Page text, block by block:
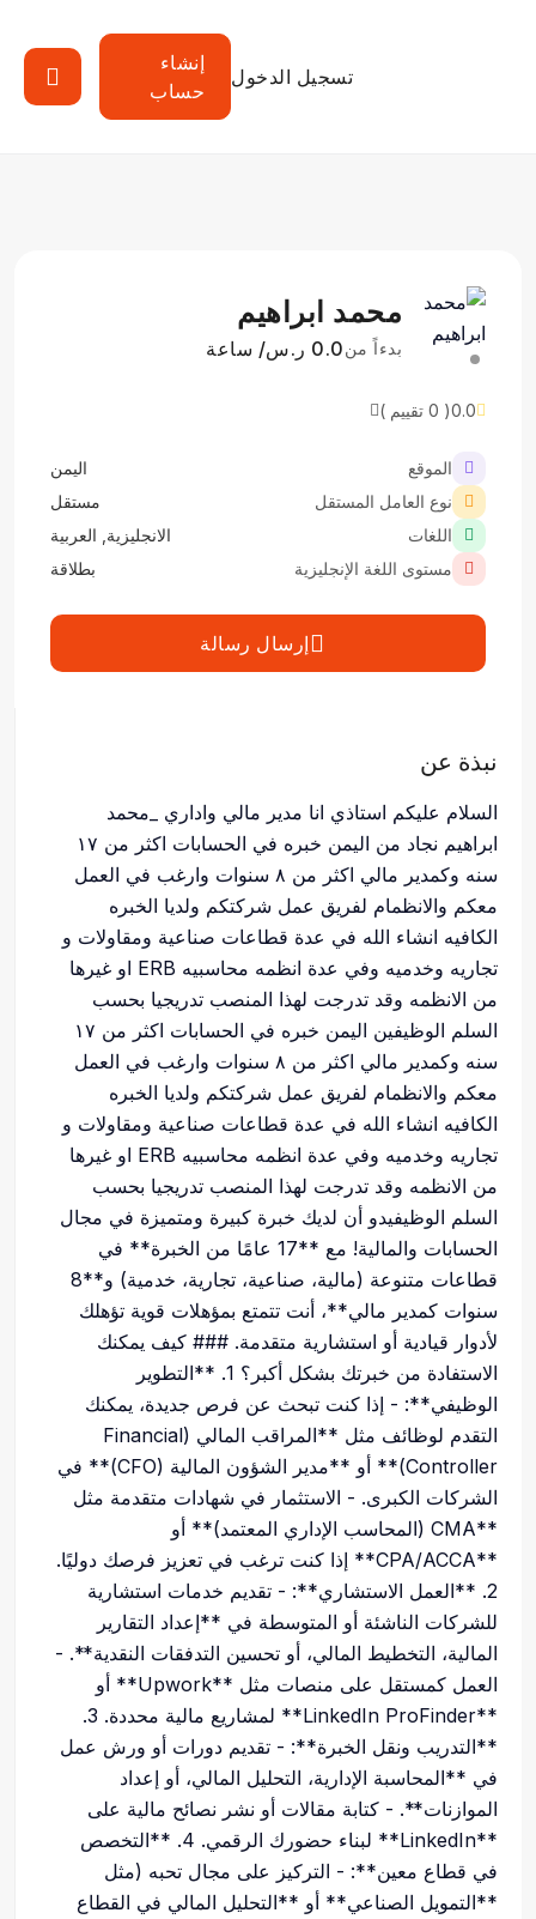
تسجيل الدخول
إنشاء
حساب
محمد ابراهيم
بدءاً من0.0 ر.س/ ساعة
0.0( 0 تقييم )
الموقع
اليمن
نوع العامل المستقل
مستقل
اللغات
الانجليزية, العربية
مستوى اللغة الإنجليزية
بطلاقة
إرسال رسالة
نبذة عن
السلام عليكم استاذي انا مدير مالي واداري _محمد
ابراهيم نجاد من اليمن خبره في الحسابات اكثر من ١٧
سنه وكمدير مالي اكثر من ٨ سنوات وارغب في العمل
معكم والانظمام لفريق عمل شركتكم ولديا الخبره
الكافيه انشاء الله في عدة قطاعات صناعية ومقاولات و
تجاريه وخدميه وفي عدة انظمه محاسبيه ERB او غيرها
من الانظمه وقد تدرجت لهذا المنصب تدريجيا بحسب
السلم الوظيفين اليمن خبره في الحسابات اكثر من ١٧
سنه وكمدير مالي اكثر من ٨ سنوات وارغب في العمل
معكم والانظمام لفريق عمل شركتكم ولديا الخبره
الكافيه انشاء الله في عدة قطاعات صناعية ومقاولات و
تجاريه وخدميه وفي عدة انظمه محاسبيه ERB او غيرها
من الانظمه وقد تدرجت لهذا المنصب تدريجيا بحسب
السلم الوظيفيدو أن لديك خبرة كبيرة ومتميزة في مجال
الحسابات والمالية! مع **17 عامًا من الخبرة** في
قطاعات متنوعة (مالية، صناعية، تجارية، خدمية) و**8
سنوات كمدير مالي**، أنت تتمتع بمؤهلات قوية تؤهلك
لأدوار قيادية أو استشارية متقدمة. ### كيف يمكنك
الاستفادة من خبرتك بشكل أكبر؟ 1. **التطوير
الوظيفي**: - إذا كنت تبحث عن فرص جديدة، يمكنك
التقدم لوظائف مثل **المراقب المالي (Financial
Controller)** أو **مدير الشؤون المالية (CFO)** في
الشركات الكبرى. - الاستثمار في شهادات متقدمة مثل
**CMA (المحاسب الإداري المعتمد)** أو
**CPA/ACCA** إذا كنت ترغب في تعزيز فرصك دوليًا.
2. **العمل الاستشاري**: - تقديم خدمات استشارية
للشركات الناشئة أو المتوسطة في **إعداد التقارير
المالية، التخطيط المالي، أو تحسين التدفقات النقدية**. -
العمل كمستقل على منصات مثل **Upwork** أو
**LinkedIn ProFinder** لمشاريع مالية محددة. 3.
**التدريب ونقل الخبرة**: - تقديم دورات أو ورش عمل
في **المحاسبة الإدارية، التحليل المالي، أو إعداد
الموازنات**. - كتابة مقالات أو نشر نصائح مالية على
**LinkedIn** لبناء حضورك الرقمي. 4. **التخصص
في قطاع معين**: - التركيز على مجال تحبه (مثل
**التمويل الصناعي** أو **التحليل المالي في القطاع